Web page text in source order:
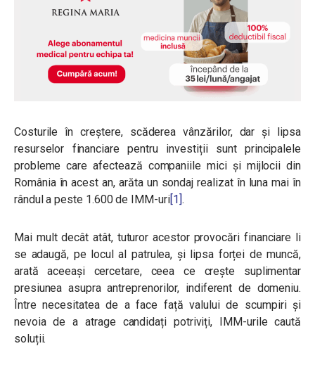
Costurile în creștere, scăderea vânzărilor, dar și lipsa
resurselor financiare pentru investiții sunt principalele
probleme care afectează companiile mici și mijlocii din
România în acest an, arăta un sondaj realizat în luna mai în
rândul a peste 1.600 de IMM-uri[1].
Mai mult decât atât, tuturor acestor provocări financiare li
se adaugă, pe locul al patrulea, și lipsa forței de muncă,
arată aceeași cercetare, ceea ce crește suplimentar
presiunea asupra antreprenorilor, indiferent de domeniu.
Între necesitatea de a face față valului de scumpiri și
nevoia de a atrage candidați potriviți, IMM-urile caută
soluții.